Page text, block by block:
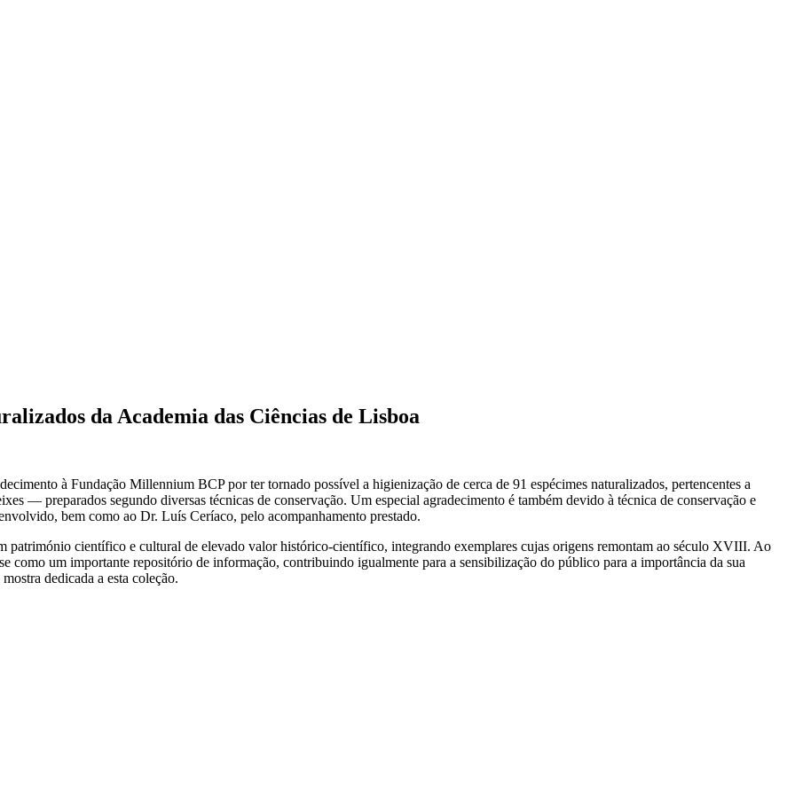
da Academia das Ciências de Lisboa
à Fundação Millennium BCP por ter tornado possível a higienização de cerca de 91 espécimes naturalizados, pertencentes a
— preparados segundo diversas técnicas de conservação. Um especial agradecimento é também devido à técnica de conservação e
bem como ao Dr. Luís Ceríaco, pelo acompanhamento prestado.
património científico e cultural de elevado valor histórico-científico, integrando exemplares cujas origens remontam ao século XVIII. Ao
como um importante repositório de informação, contribuindo igualmente para a sensibilização do público para a importância da sua
dedicada a esta coleção.